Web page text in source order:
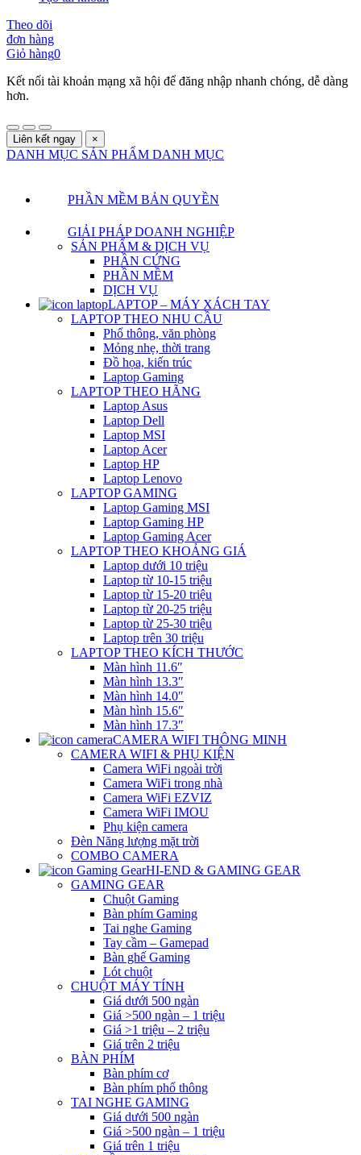
Theo dõi
đơn hàng
Giỏ hàng0
Kết nối tài khoản mạng xã hội để đăng nhập nhanh chóng, dễ dàng
hơn.
Liên kết ngay ×
DANH MỤC SẢN PHẨM DANH MỤC
PHẦN MỀM BẢN QUYỀN
GIẢI PHÁP DOANH NGHIỆP
SẢN PHẨM & DỊCH VỤ
PHẦN CỨNG
PHẦN MỀM
DỊCH VỤ
LAPTOP – MÁY XÁCH TAY
LAPTOP THEO NHU CẦU
Phổ thông, văn phòng
Mỏng nhẹ, thời trang
Đồ họa, kiến trúc
Laptop Gaming
LAPTOP THEO HÃNG
Laptop Asus
Laptop Dell
Laptop MSI
Laptop Acer
Laptop HP
Laptop Lenovo
LAPTOP GAMING
Laptop Gaming MSI
Laptop Gaming HP
Laptop Gaming Acer
LAPTOP THEO KHOẢNG GIÁ
Laptop dưới 10 triệu
Laptop từ 10-15 triệu
Laptop từ 15-20 triệu
Laptop từ 20-25 triệu
Laptop từ 25-30 triệu
Laptop trên 30 triệu
LAPTOP THEO KÍCH THƯỚC
Màn hình 11.6″
Màn hình 13.3″
Màn hình 14.0″
Màn hình 15.6″
Màn hình 17.3″
CAMERA WIFI THÔNG MINH
CAMERA WIFI & PHỤ KIỆN
Camera WiFi ngoài trời
Camera WiFi trong nhà
Camera WiFi EZVIZ
Camera WiFi IMOU
Phụ kiện camera
Đèn Năng lượng mặt trời
COMBO CAMERA
HI-END & GAMING GEAR
GAMING GEAR
Chuột Gaming
Bàn phím Gaming
Tai nghe Gaming
Tay cầm – Gamepad
Bàn ghế Gaming
Lót chuột
CHUỘT MÁY TÍNH
Giá dưới 500 ngàn
Giá >500 ngàn – 1 triệu
Giá >1 triệu – 2 triệu
Giá trên 2 triệu
BÀN PHÍM
Bàn phím cơ
Bàn phím phổ thông
TAI NGHE GAMING
Giá dưới 500 ngàn
Giá >500 ngàn – 1 triệu
Giá trên 1 triệu